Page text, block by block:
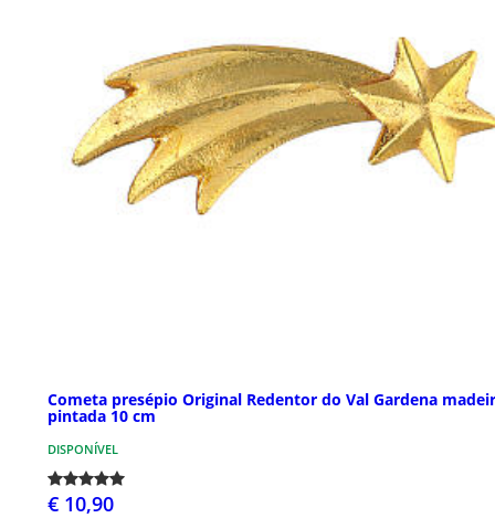
Cometa presépio Original Redentor do Val Gardena
pintada 10 cm
DISPONÍVEL
€ 10,90